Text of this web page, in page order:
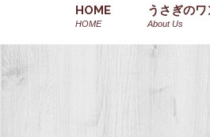
HOME
HOME
うさぎの
About Us